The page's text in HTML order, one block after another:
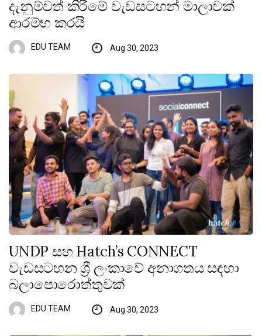
දැනුම්වත් කිරීමේ වැඩසටහන් මාලාවක්
ආරම්භ කරයි
EDU TEAM Aug 30, 2023
UNDP සහ Hatch’s CONNECT
වැඩසටහන ශ්‍රී ලංකාවේ අනාගතය සඳහා
බලාපොරොත්තුවක්
EDU TEAM Aug 30, 2023